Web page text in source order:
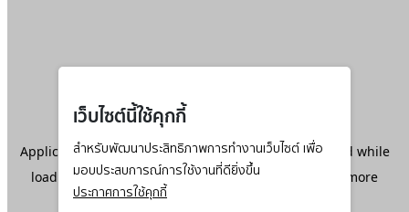
เว็บไซต์นี้ใช้คุกกี้
สำหรับพัฒนาประสิทธิภาพการทำงานเว็บไซต์ เพื่อ
มอบประสบการณ์การใช้งานที่ดียิ่งขึ้น
ประกาศการใช้คุกกี้
Application error: aclient-side exception has occurred while
loadingwww.ktc.co.th(see the browser console
for more
information).